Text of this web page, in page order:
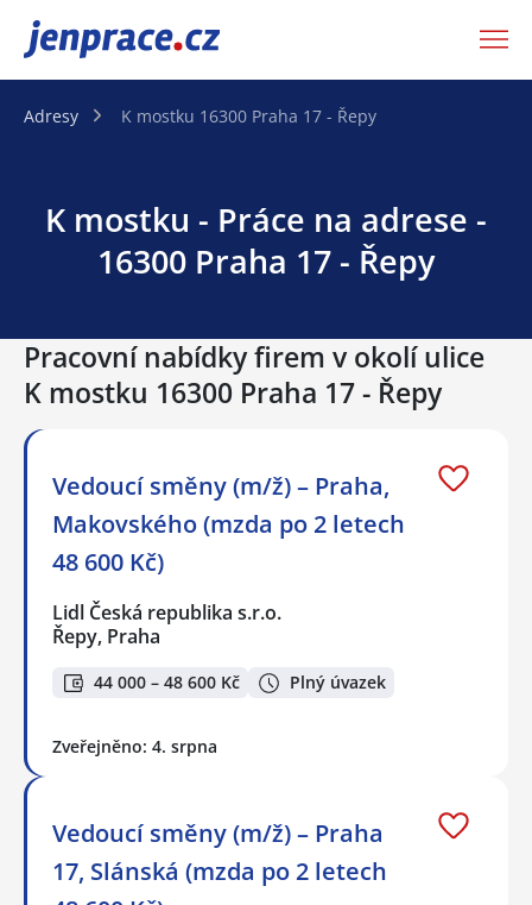
JenPráce.cz
Adresy K mostku 16300 Praha 17 - Řepy
K mostku - Práce na adrese -
16300 Praha 17 - Řepy
Pracovní nabídky firem v okolí ulice
K mostku 16300 Praha 17 - Řepy
Vedoucí směny (m/ž) – Praha,
Makovského (mzda po 2 letech
48 600 Kč)
Lidl Česká republika s.r.o.
Řepy, Praha
44 000 – 48 600 Kč Plný úvazek
Zveřejněno: 4. srpna
Vedoucí směny (m/ž) – Praha
17, Slánská (mzda po 2 letech